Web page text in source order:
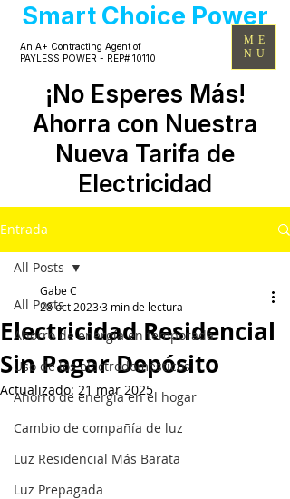
Smart Choice Power
¡No Esperes Más!
Ahorra con Nuestra
Nueva Tarifa de
Electricidad
An A+ Contracting Agent of
PAYLESS POWER - REP# 10110
ME
NU
Entrada
All Posts
Ahorro de energía en temporada
Uso de los electrodomésticos
Ahorro de energía en el hogar
Cambio de compañía de luz
Luz Residencial Más Barata
Luz Prepagada
All Posts
Electricidad Residencial
Sin Pagar Depósito
Gabe C
28 oct 20233 min de lectura
Actualizado: 21 mar 2025